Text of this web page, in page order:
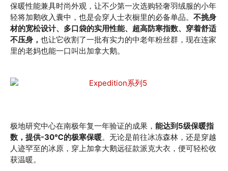
保暖性能兼具时尚外观，让不少第一次选购轻奢羽绒服的小年
轻将加鹅收入囊中，也是会穿人士衣橱里的必备单品。 不挑身
材的宽松设计、多口袋的实用性能、超高防寒指数、穿着舒适
不压身， 也让它收割了一批有实力的中老年粉丝群，现在连家
里的老妈也能一口叫出加拿大鹅。
极地研究中心在南极年复一年验证的成果， 能达到5级保暖指
数，提供-30℃的极寒保暖。无论是前往冰冻森林，还是穿越
人迹罕至的冰原，穿上加拿大鹅远征款派克大衣，便可轻松收
获温暖。